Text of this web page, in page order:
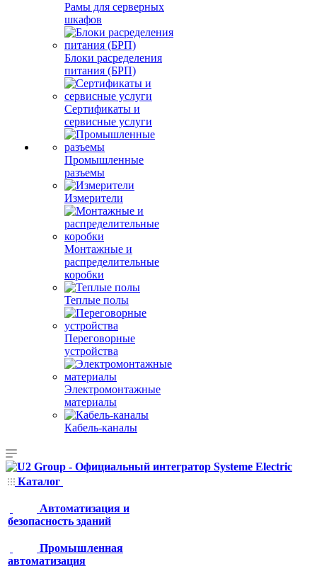
Рамы для серверных
шкафов
Блоки расределения
питания (БРП)
Сертификаты и
сервисные услуги
Промышленные
разъемы
Измерители
Монтажные и
распределительные
коробки
Теплые полы
Переговорные
устройства
Электромонтажные
материалы
Кабель-каналы
Каталог
Автоматизация и
безопасность зданий
Промышленная
автоматизация